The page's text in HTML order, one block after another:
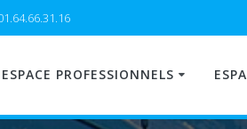
ESPACE PROFESSIONNELS